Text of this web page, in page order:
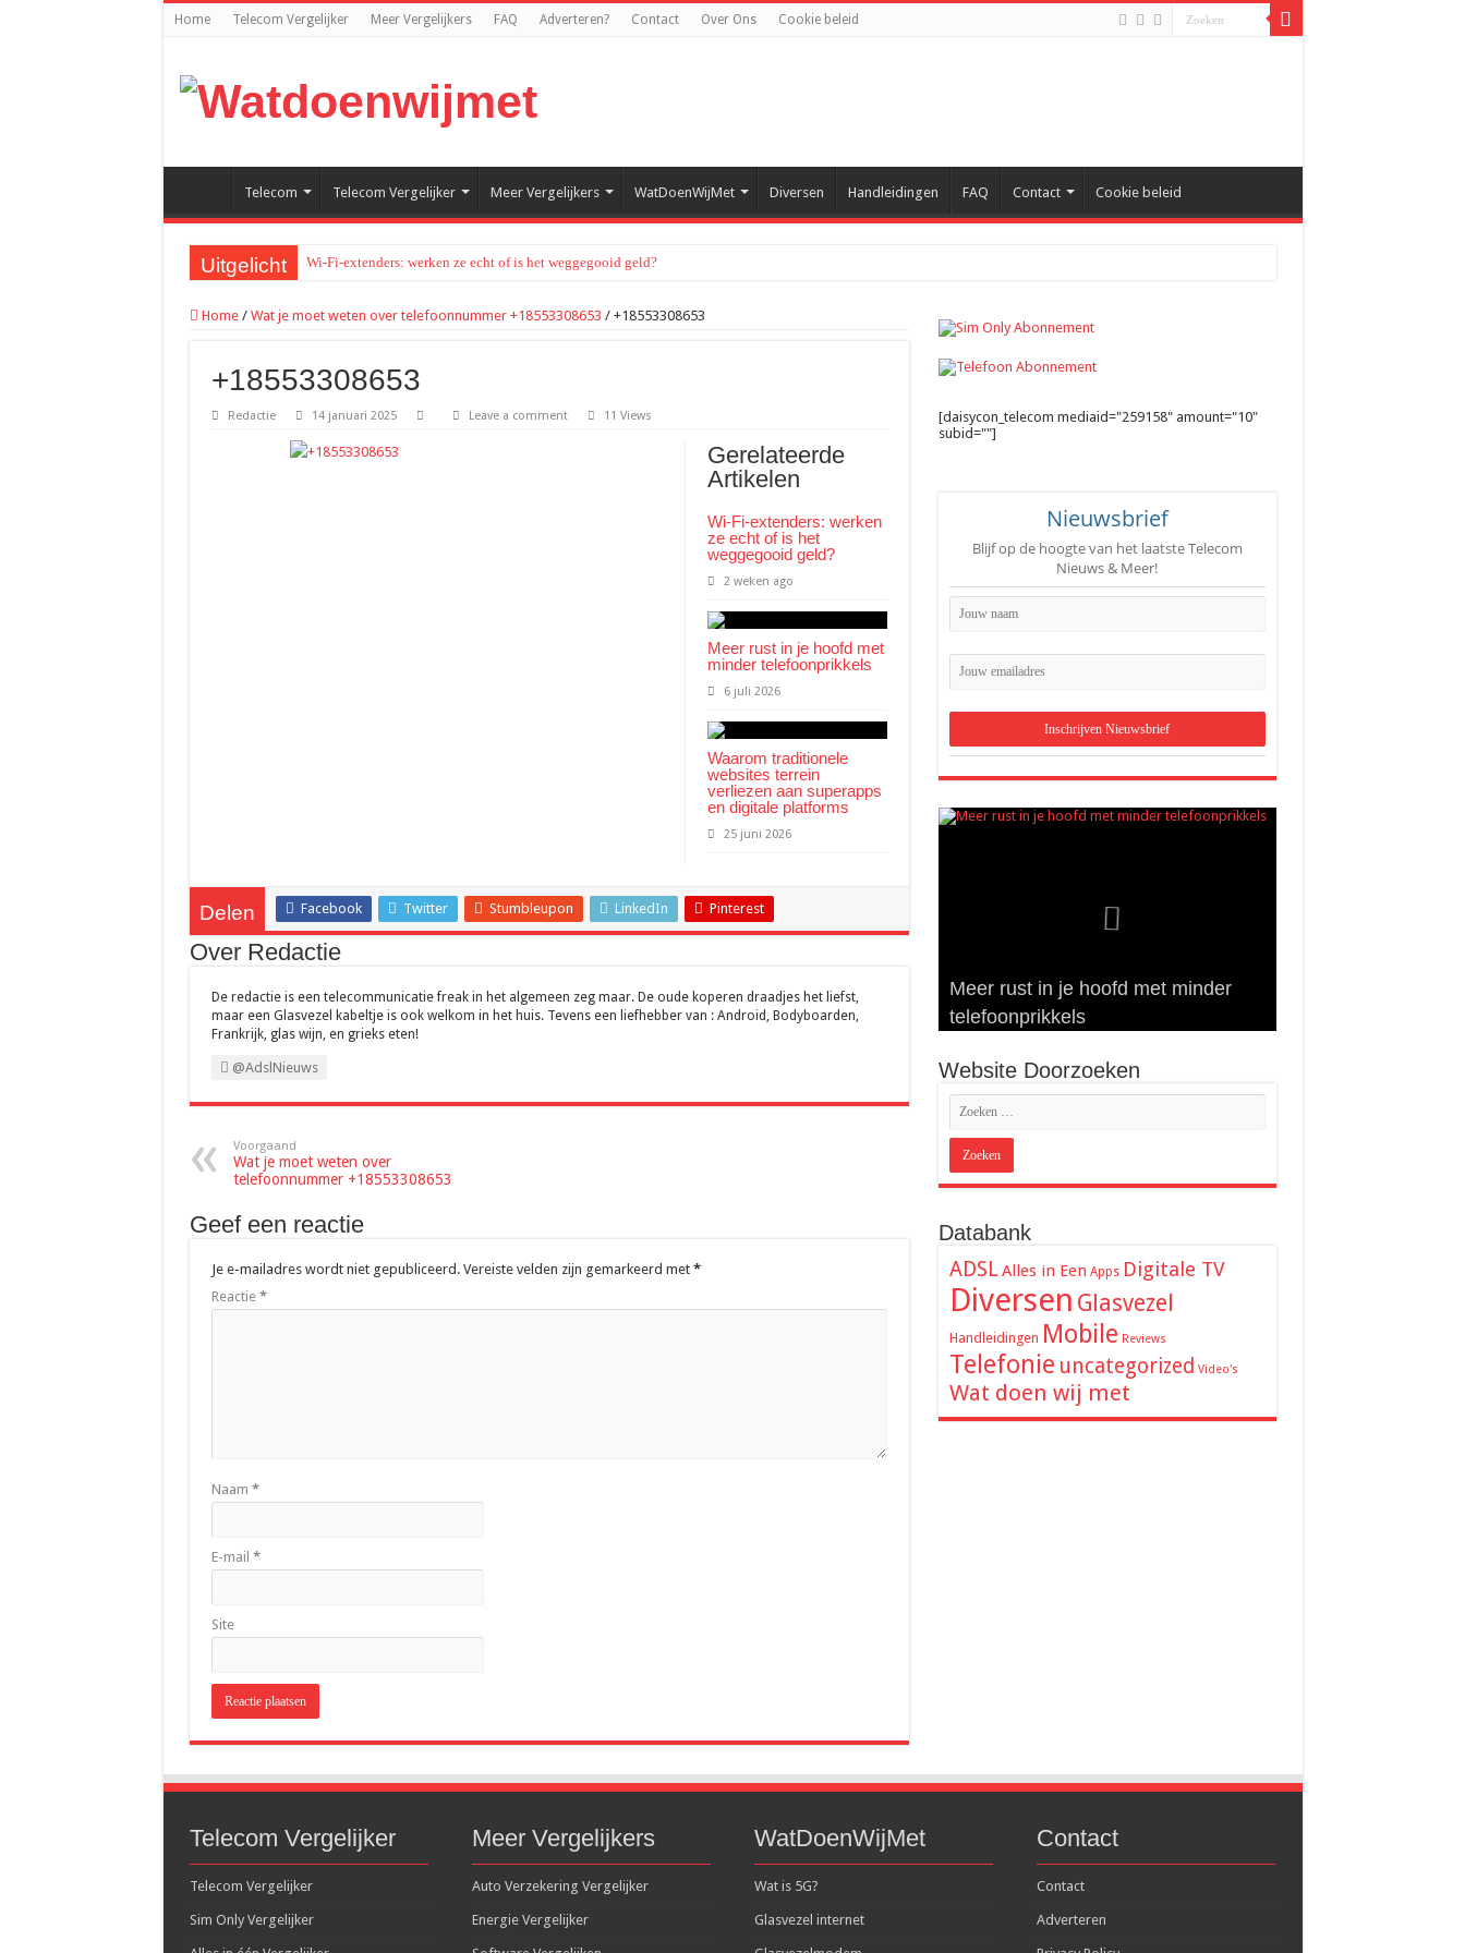
Home Telecom Vergelijker Meer Vergelijkers FAQ Adverteren? Contact Over Ons Cookie beleid
Telecom Telecom Vergelijker Meer Vergelijkers WatDoenWijMet Diversen Handleidingen FAQ Contact Cookie beleid
Uitgelicht Wi-Fi-extenders: werken ze echt of is het weggegooid geld?
Home / Wat je moet weten over telefoonnummer +18553308653 / +18553308653
+18553308653
Redactie 14 januari 2025 Leave a comment 11 Views
Gerelateerde
Artikelen
Wi-Fi-extenders: werken
ze echt of is het
weggegooid geld?
2 weken ago
Meer rust in je hoofd met
minder telefoonprikkels
6 juli 2026
Waarom traditionele
websites terrein
verliezen aan superapps
en digitale platforms
25 juni 2026
Delen Facebook Twitter Stumbleupon LinkedIn Pinterest
Over Redactie
De redactie is een telecommunicatie freak in het algemeen zeg maar. De oude koperen draadjes het liefst,
maar een Glasvezel kabeltje is ook welkom in het huis. Tevens een liefhebber van : Android, Bodyboarden,
Frankrijk, glas wijn, en grieks eten!
@AdslNieuws
Voorgaand
Wat je moet weten over
telefoonnummer +18553308653
Geef een reactie
Je e-mailadres wordt niet gepubliceerd. Vereiste velden zijn gemarkeerd met *
Reactie *
Naam *
E-mail *
Site
[daisycon_telecom mediaid="259158" amount="10"
subid=""]
Nieuwsbrief
Blijf op de hoogte van het laatste Telecom
Nieuws & Meer!
Meer rust in je hoofd met minder
telefoonprikkels
Recreatief doelschieten groeit uit tot
een populaire vrijetijdsbesteding
Loungeset kopen: 9 tips voor het
uitzoeken van de juiste set
De beste audio en beelden thuis: dit
heb je hiervoor nodig
kunt verwachten van je
internetverbinding
Website Doorzoeken
Databank
ADSL Alles in Een Apps Digitale TV
Diversen Glasvezel
Handleidingen Mobile Reviews
Telefonie uncategorized Video's
Wat doen wij met
Telecom Vergelijker
Telecom Vergelijker
Sim Only Vergelijker
Meer Vergelijkers
Auto Verzekering Vergelijker
Energie Vergelijker
WatDoenWijMet
Wat is 5G?
Glasvezel internet
Contact
Contact
Adverteren